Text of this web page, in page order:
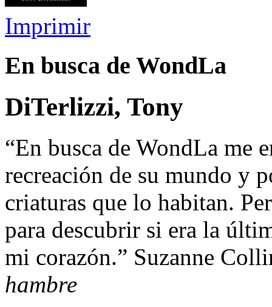
Imprimir
En busca de WondLa
DiTerlizzi, Tony
“En busca de WondLa me
recreación de su mundo y
criaturas que lo habitan.
para descubrir si era la
mi corazón.” Suzanne
hambre